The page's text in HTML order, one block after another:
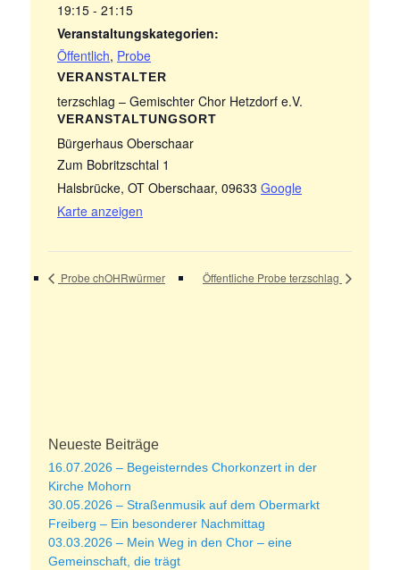
19:15 - 21:15
Veranstaltungskategorien:
Öffentlich, Probe
VERANSTALTUNGSORT
Bürgerhaus Oberschaar
Zum Bobritzschtal 1
Halsbrücke, OT Oberschaar, 09633 Google
Karte anzeigen
VERANSTALTER
terzschlag – Gemischter Chor Hetzdorf e.V.
Probe chOHRwürmer Öffentliche Probe terzschlag
Neueste Beiträge
16.07.2026 – Begeisterndes Chorkonzert in der
Kirche Mohorn
30.05.2026 – Straßenmusik auf dem Obermarkt
Freiberg – Ein besonderer Nachmittag
03.03.2026 – Mein Weg in den Chor – eine
Gemeinschaft, die trägt